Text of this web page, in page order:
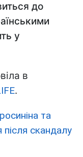
до
у
в
.
та
скандалу